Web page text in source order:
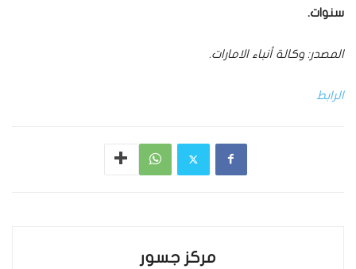
سنوات.
المصدر: وكالة أنباء الامارات.
الرابط
مركز جسور